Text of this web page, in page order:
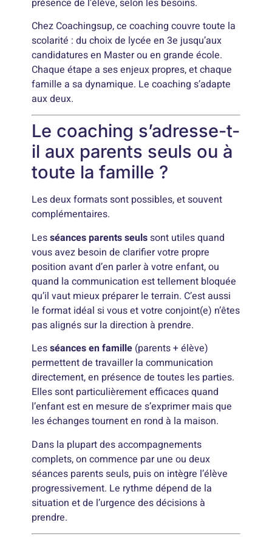
Chez Coachingsup, ce coaching couvre toute la
scolarité : du choix de lycée en 3e jusqu’aux
candidatures en Master ou en grande école.
Chaque étape a ses enjeux propres, et chaque
famille a sa dynamique. Le coaching s’adapte
aux deux.
Le coaching s’adresse-t-
il aux parents seuls ou à
toute la famille ?
Les deux formats sont possibles, et souvent
complémentaires.
Lesséances parents seulssont utiles quand
vous avez besoin de clarifier votre propre
position avant d’en parler à votre enfant, ou
quand la communication est tellement bloquée
qu’il vaut mieux préparer le terrain. C’est aussi
le format idéal si vous et votre conjoint(e) n’êtes
pas alignés sur la direction à prendre.
Lesséances en famille (parents + élève)
permettent de travailler la communication
directement, en présence de toutes les parties.
Elles sont particulièrement efficaces quand
l’enfant est en mesure de s’exprimer mais que
les échanges tournent en rond à la maison.
Dans la plupart des accompagnements
complets, on commence par une ou deux
séances parents seuls, puis on intègre l’élève
progressivement. Le rythme dépend de la
situation et de l’urgence des décisions à
prendre.